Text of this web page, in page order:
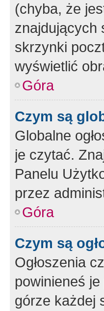
(chyba, że
znajdujących
skrzynki
wyświetlić
Góra
Czym są
Globalne
je czytać.
Panelu
przez
Góra
Czym są
Ogłoszenia
powinieneś
górze każdej